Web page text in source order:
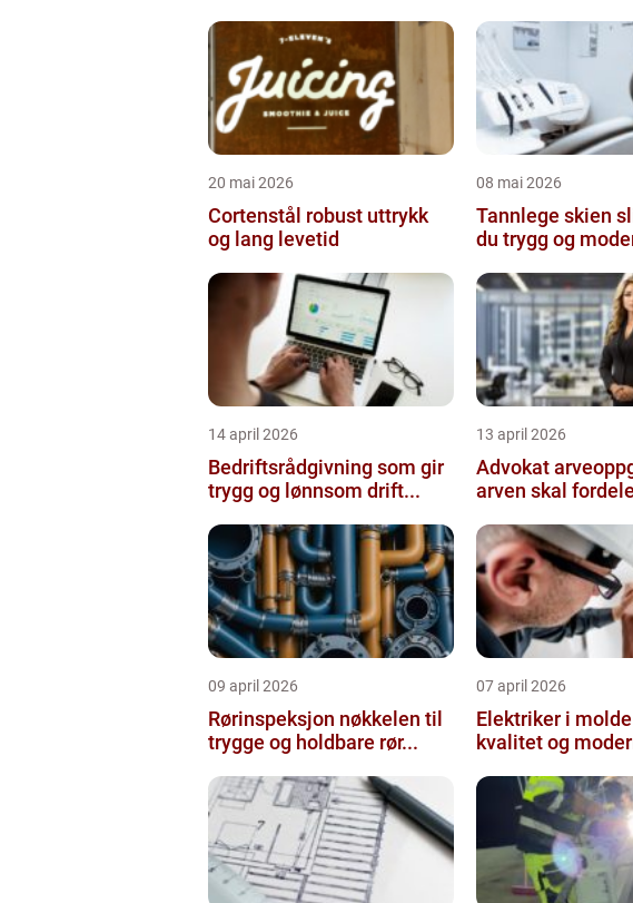
20 mai 2026
Cortenstål robust uttrykk
og lang levetid
08 mai 2026
Tannlege skien slik finner
du trygg og
14 april 2026
Bedriftsrådgivning som gir
trygg og lønnsom drift...
13 april 2026
Advokat
arven skal
09 april 2026
Rørinspeksjon nøkkelen til
trygge og holdbare rør...
07 april 2026
Elektriker i molde trygghet,
kvalitet og